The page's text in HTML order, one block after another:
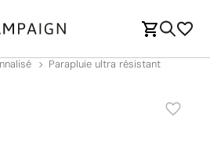
Parapluie ultra résistant